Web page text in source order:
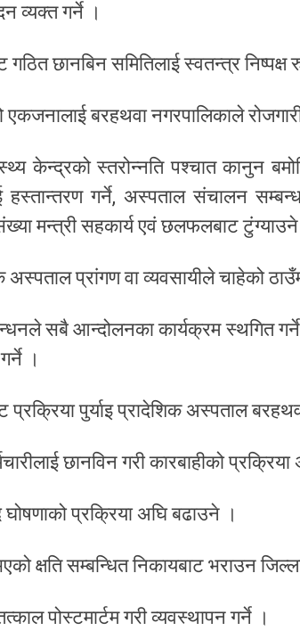
व्यक्त गर्ने ।
गठित छानबिन समितिलाई स्वतन्त्र निष्पक्ष
एकजनालाई बरहथवा नगरपालिकाले
केन्द्रको स्तरोन्नति पश्चात कानुन
हस्तान्तरण गर्ने, अस्पताल संचालन
मन्त्री सहकार्य एवं छलफलबाट
प्रांगण वा व्यवसायीले चाहेको
सबै आन्दोलनका कार्यक्रम स्थगित गर्ने
।
पुर्याइ प्रादेशिक अस्पताल
छानविन गरी कारबाहीको
प्रक्रिया अघि बढाउने ।
क्षति सम्बन्धित निकायबाट भराउन
पोस्टमार्टम गरी व्यवस्थापन गर्ने ।